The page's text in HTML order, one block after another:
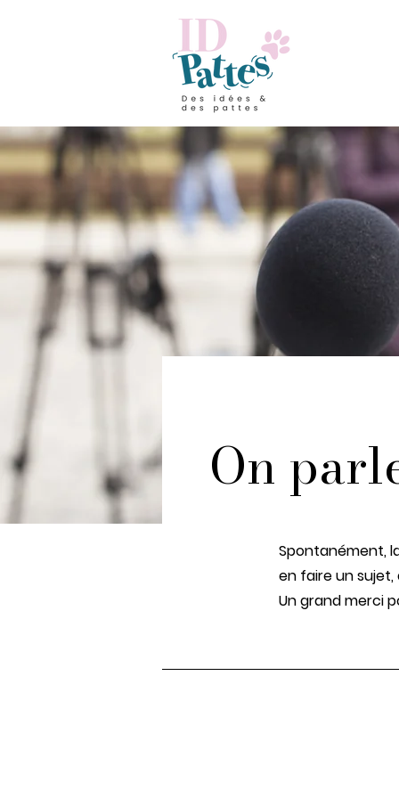
On
Spontanément,
en faire un sujet,
Un grand merci